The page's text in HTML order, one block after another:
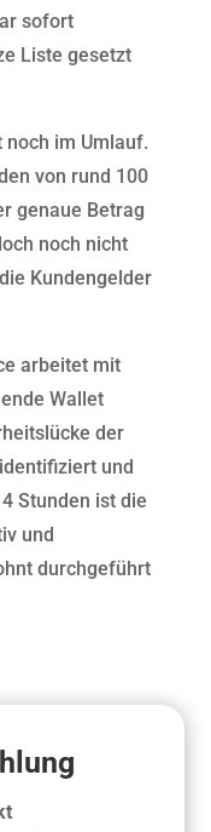
sofort
Liste gesetzt
noch im Umlauf.
von rund 100
genaue Betrag
noch nicht
Kundengelder
arbeitet mit
Wallet
der
und
Stunden ist die
und
durchgeführt